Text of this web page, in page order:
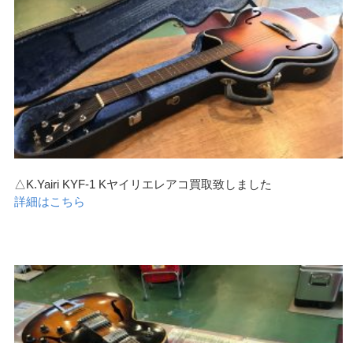
△K.Yairi KYF-1 Kヤイリエレアコ買取致しました
詳細はこちら